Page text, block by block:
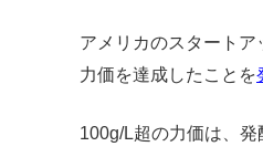
アメリカのスタートア
力価を達成したことを
100g/L超の力価は、